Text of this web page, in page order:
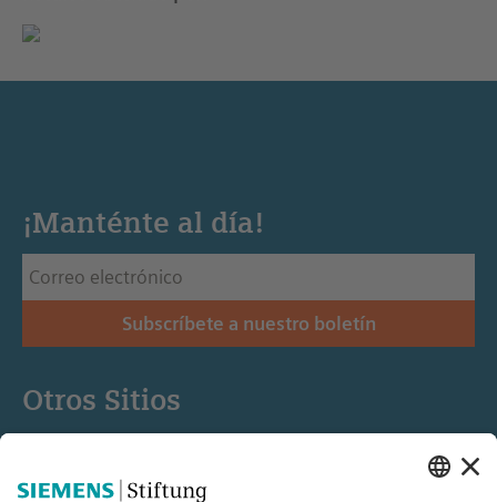
¡Manténte al día!
Subscríbete a nuestro boletín
Otros Sitios